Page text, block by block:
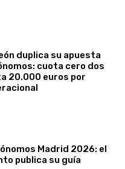
duplica su apuesta
cuota cero dos
20.000 euros por
Madrid 2026: el
publica su guía